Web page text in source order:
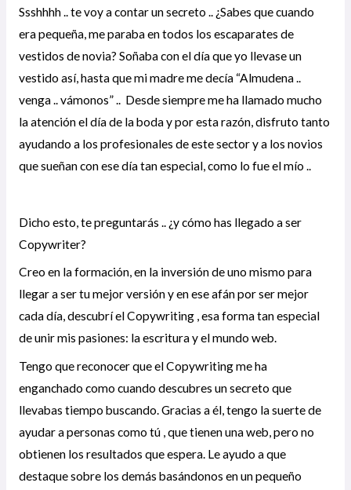
Ssshhhh .. te voy a contar un secreto .. ¿Sabes que cuando
era pequeña, me paraba en todos los escaparates de
vestidos de novia? Soñaba con el día que yo llevase un
vestido así, hasta que mi madre me decía “Almudena ..
venga .. vámonos” .. Desde siempre me ha llamado mucho
la atención el día de la boda y por esta razón, disfruto tanto
ayudando a los profesionales de este sector y a los novios
que sueñan con ese día tan especial, como lo fue el mío ..
Dicho esto, te preguntarás .. ¿y cómo has llegado a ser
Copywriter?
Creo en la formación, en la inversión de uno mismo para
llegar a ser tu mejor versión y en ese afán por ser mejor
cada día, descubrí el Copywriting , esa forma tan especial
de unir mis pasiones: la escritura y el mundo web.
Tengo que reconocer que el Copywriting me ha
enganchado como cuando descubres un secreto que
llevabas tiempo buscando. Gracias a él, tengo la suerte de
ayudar a personas como tú , que tienen una web, pero no
obtienen los resultados que espera. Le ayudo a que
destaque sobre los demás basándonos en un pequeño